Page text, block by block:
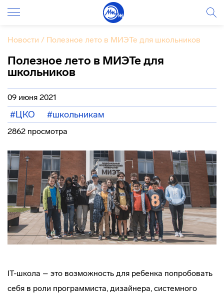
Новости / Полезное лето в МИЭТе для школьников
Полезное лето в МИЭТе для
школьников
09 июня 2021
#ЦКО #школьникам
2862 просмотра
IT-школа – это возможность для ребенка попробовать
себя в роли программиста, дизайнера, системного